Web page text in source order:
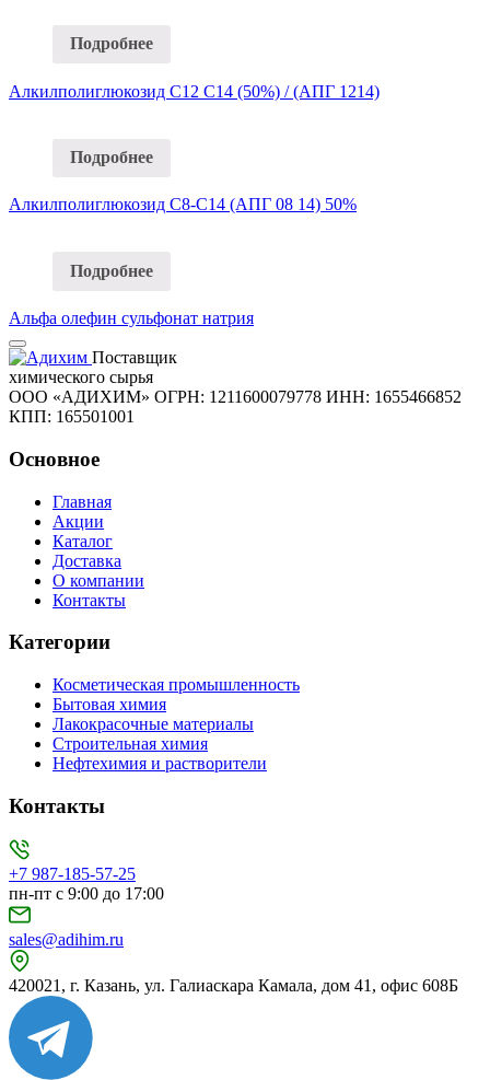
Подробнее
Алкилполиглюкозид C12 C14 (50%) / (АПГ 1214)
Подробнее
Алкилполиглюкозид C8-C14 (АПГ 08 14) 50%
Подробнее
Альфа олефин сульфонат натрия
Поставщик
химического сырья
ООО «АДИХИМ» ОГРН: 1211600079778 ИНН: 1655466852
КПП: 165501001
Основное
Главная
Акции
Каталог
Доставка
О компании
Контакты
Категории
Косметическая промышленность
Бытовая химия
Лакокрасочные материалы
Строительная химия
Нефтехимия и растворители
Контакты
+7 987-185-57-25
пн-пт с 9:00 до 17:00
sales@adihim.ru
420021, г. Казань, ул. Галиаскара Камала, дом 41, офис 608Б